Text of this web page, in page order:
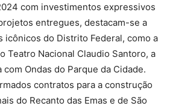
com investimentos expressivos
entregues, destacam-se a
icônicos do Distrito Federal, como a
Teatro Nacional Claudio Santoro, a
com Ondas do Parque da Cidade.
contratos para a construção
do Recanto das Emas e de São